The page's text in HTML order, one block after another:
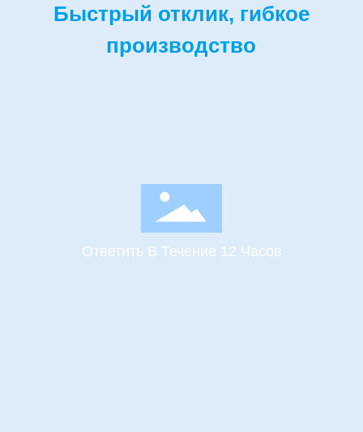
Быстрый отклик, гибкое
производство
Ответить В Течение 12 Часов